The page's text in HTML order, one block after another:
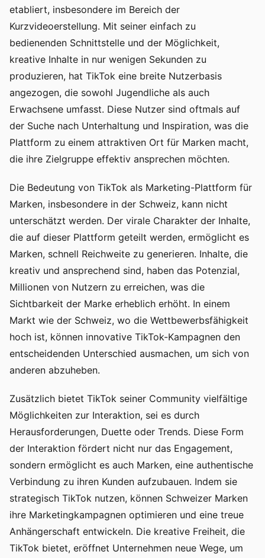
etabliert, insbesondere im Bereich der
Kurzvideoerstellung. Mit seiner einfach zu
bedienenden Schnittstelle und der Möglichkeit,
kreative Inhalte in nur wenigen Sekunden zu
produzieren, hat TikTok eine breite Nutzerbasis
angezogen, die sowohl Jugendliche als auch
Erwachsene umfasst. Diese Nutzer sind oftmals auf
der Suche nach Unterhaltung und Inspiration, was die
Plattform zu einem attraktiven Ort für Marken macht,
die ihre Zielgruppe effektiv ansprechen möchten.
Die Bedeutung von TikTok als Marketing-Plattform für
Marken, insbesondere in der Schweiz, kann nicht
unterschätzt werden. Der virale Charakter der Inhalte,
die auf dieser Plattform geteilt werden, ermöglicht es
Marken, schnell Reichweite zu generieren. Inhalte, die
kreativ und ansprechend sind, haben das Potenzial,
Millionen von Nutzern zu erreichen, was die
Sichtbarkeit der Marke erheblich erhöht. In einem
Markt wie der Schweiz, wo die Wettbewerbsfähigkeit
hoch ist, können innovative TikTok-Kampagnen den
entscheidenden Unterschied ausmachen, um sich von
anderen abzuheben.
Zusätzlich bietet TikTok seiner Community vielfältige
Möglichkeiten zur Interaktion, sei es durch
Herausforderungen, Duette oder Trends. Diese Form
der Interaktion fördert nicht nur das Engagement,
sondern ermöglicht es auch Marken, eine authentische
Verbindung zu ihren Kunden aufzubauen. Indem sie
strategisch TikTok nutzen, können Schweizer Marken
ihre Marketingkampagnen optimieren und eine treue
Anhängerschaft entwickeln. Die kreative Freiheit, die
TikTok bietet, eröffnet Unternehmen neue Wege, um